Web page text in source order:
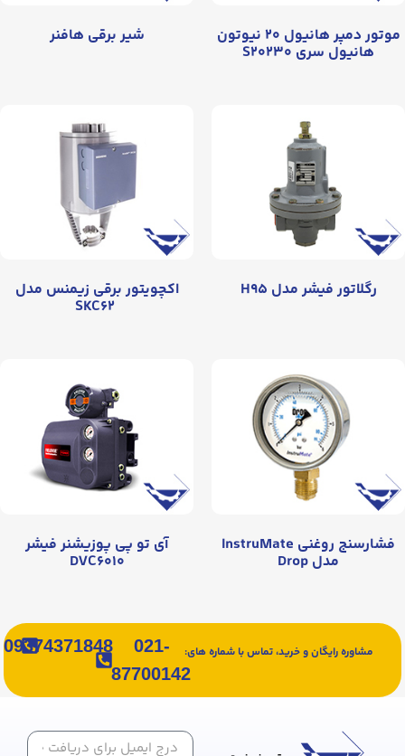
موتور دمپر هانیول ۲۰ نیوتون
هانیول سری S۲۰۲۳۰
شیر برقی هافنر
رگلاتور فیشر مدل H۹۵ اکچویتور برقی زیمنس مدل
فشارسنج روغنی InstruMate
مدل Drop
آی تو پی پوزیشنر فیشر
DVC۶۰۱۰
مشاوره رایگان و خرید، تماس با شماره های:
021-
87700142
09374371848